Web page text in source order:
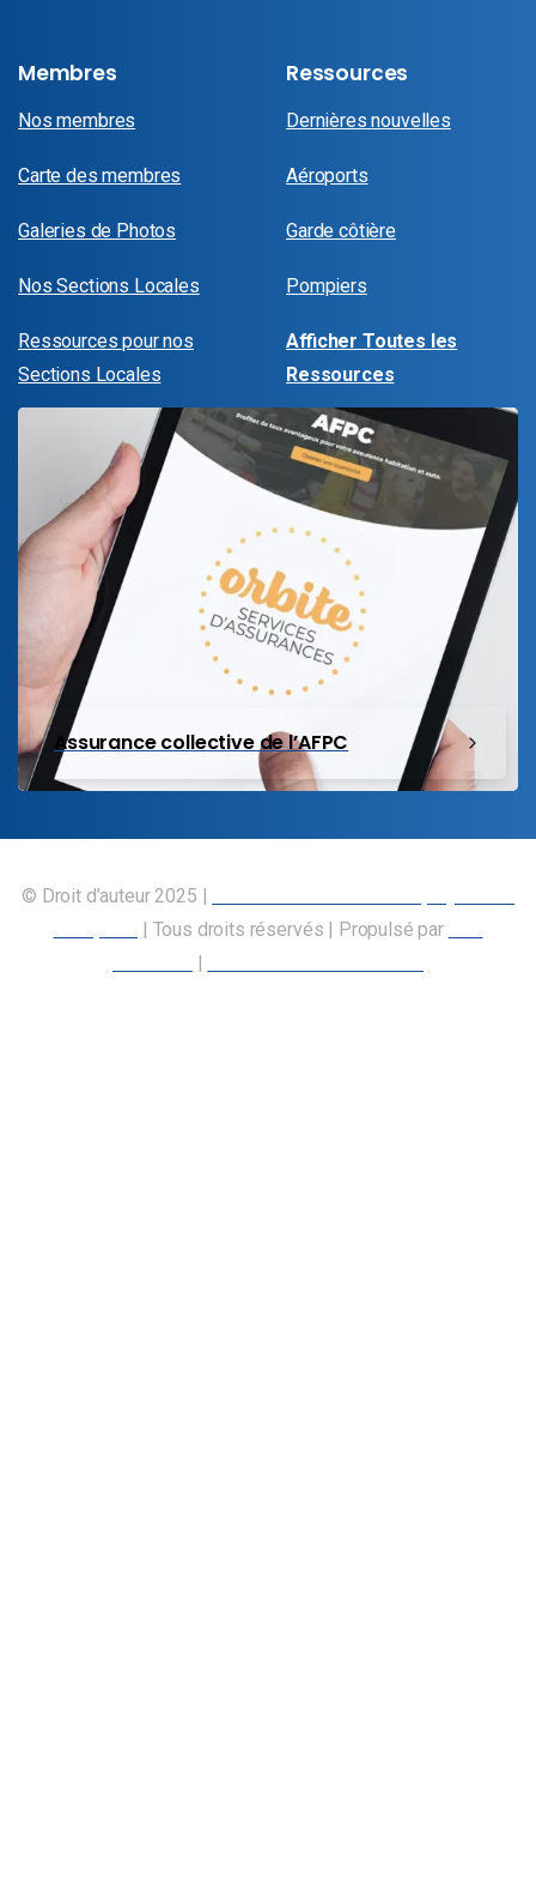
Membres
Nos membres
Carte des membres
Galeries de Photos
Nos Sections Locales
Ressources pour nos
Sections Locales
Ressources
Dernières nouvelles
Aéroports
Garde côtière
Pompiers
Afficher Toutes les
Ressources
Assurance collective de l’AFPC
© Droit d’auteur 2025 |
| Tous droits réservés | Propulsé par
|